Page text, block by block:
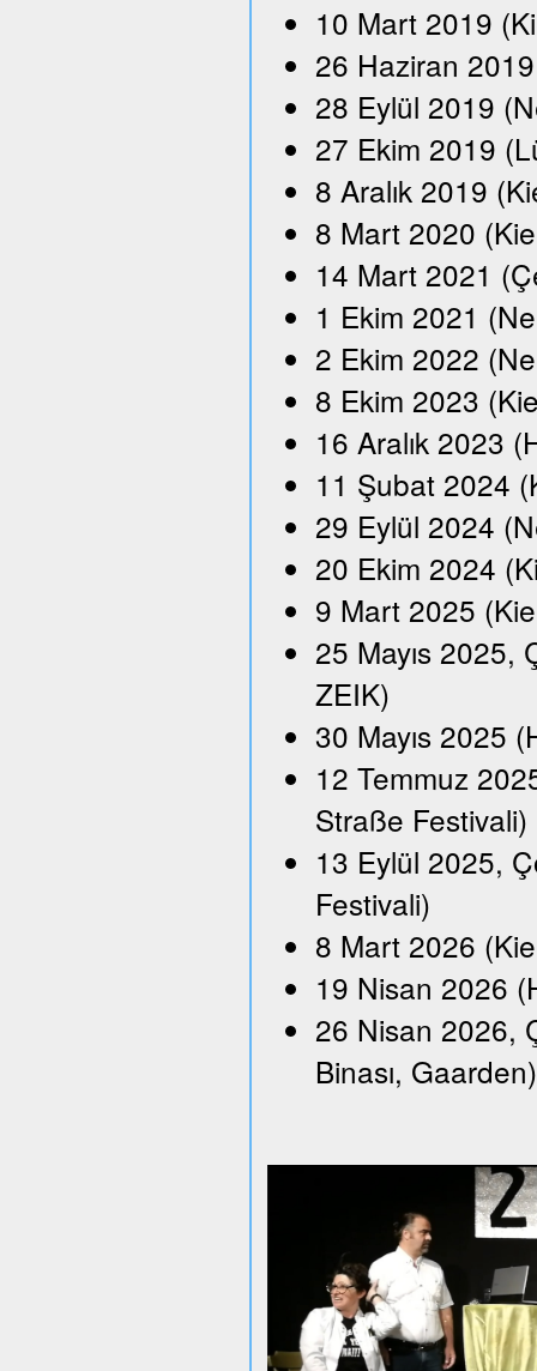
10 Mart 2019
26 Haziran
28 Eylül 2019
27 Ekim 2019
8 Aralık 2019
8 Mart 2020
14 Mart 2021
1 Ekim 2021
2 Ekim 2022
8 Ekim 2023
16 Aralık 2023
11 Şubat 2024
29 Eylül 2024
20 Ekim 2024
9 Mart 2025
25 Mayıs 2025,
ZEIK)
30 Mayıs 2025
12 Temmuz
Straße Festivali)
13 Eylül 2025,
Festivali)
8 Mart 2026
19 Nisan 2026
26 Nisan 2026,
Binası, Gaarden)